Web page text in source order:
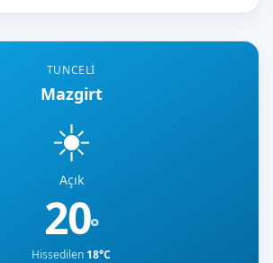
TUNCELI
Mazgirt
☀️
Açık
20°
Hissedilen 18°C